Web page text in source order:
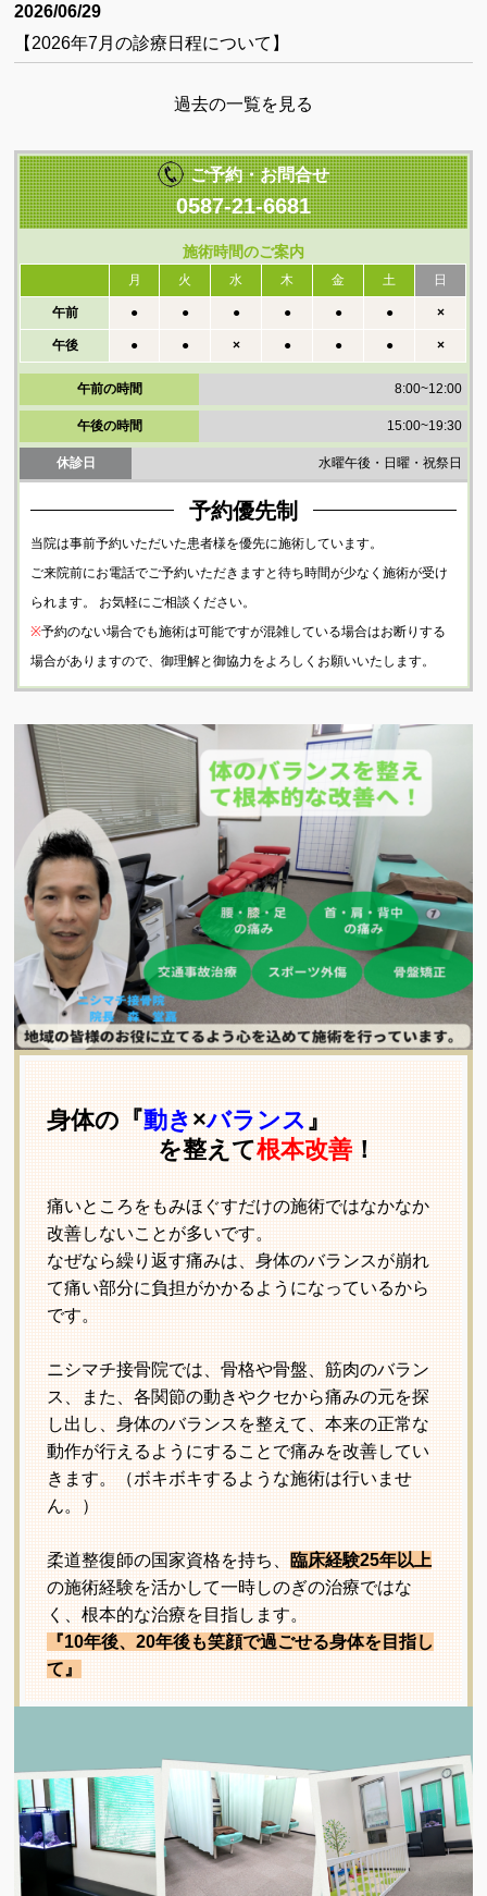
症状別（首・肩）の痛み
症状別（手・肘・腕）の痛み
症状別（腰・股関節）の痛み
症状別（膝・足）の痛み
施術案内 ∨
施術方針とスタッフ紹介
よくあるご質問(初めての方へ)
施術のながれ
その他 ∨
アクセス
プライバシーポリシー
お知らせ
ブログ
2026/06/29
【2026年7月の診療日程について】
過去の一覧を見る
ご予約・お問合せ
0587-21-6681
施術時間のご案内
月 火 水 木 金 土 日
午前 ● ● ● ● ● ● ×
午後 ● ● × ● ● ● ×
午前の時間 8:00~12:00
午後の時間 15:00~19:30
休診日 水曜午後・日曜・祝祭日
予約優先制
当院は事前予約いただいた患者様を優先に施術しています。
ご来院前にお電話でご予約いただきますと待ち時間が少なく施術が受け
られます。 お気軽にご相談ください。
※予約のない場合でも施術は可能ですが混雑している場合はお断りする
場合がありますので、御理解と御協力をよろしくお願いいたします。
身体の『動き×バランス』
を整えて根本改善！
痛いところをもみほぐすだけの施術ではなかなか
改善しないことが多いです。
なぜなら繰り返す痛みは、身体のバランスが崩れ
て痛い部分に負担がかかるようになっているから
です。
ニシマチ接骨院では、骨格や骨盤、筋肉のバラン
ス、また、各関節の動きやクセから痛みの元を探
し出し、身体のバランスを整えて、本来の正常な
動作が行えるようにすることで痛みを改善してい
きます。（ボキボキするような施術は行いませ
ん。）
柔道整復師の国家資格を持ち、 臨床経験25年以上
の施術経験を活かして一時しのぎの治療ではな
く、根本的な治療を目指します。
『10年後、20年後も笑顔で過ごせる身体を目指し
て』